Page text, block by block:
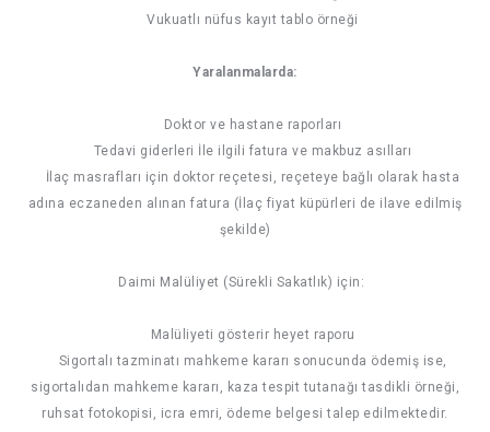
Vukuatlı nüfus kayıt tablo örneği
Yaralanmalarda:
Doktor ve hastane raporları
Tedavi giderleri İle ilgili fatura ve makbuz asılları
İlaç masrafları için doktor reçetesi, reçeteye bağlı olarak hasta
adına eczaneden alınan fatura (İlaç fiyat küpürleri de ilave edilmiş
şekilde)
Daimi Malüliyet (Sürekli Sakatlık) için:
Malüliyeti gösterir heyet raporu
Sigortalı tazminatı mahkeme kararı sonucunda ödemiş ise,
sigortalıdan mahkeme kararı, kaza tespit tutanağı tasdikli örneği,
ruhsat fotokopisi, icra emri, ödeme belgesi talep edilmektedir.